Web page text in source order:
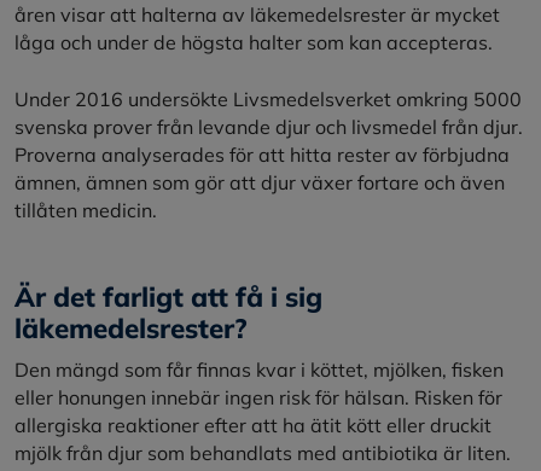
åren visar att halterna av läkemedelsrester är mycket
låga och under de högsta halter som kan accepteras.
Under 2016 undersökte Livsmedelsverket omkring 5000
svenska prover från levande djur och livsmedel från djur.
Proverna analyserades för att hitta rester av förbjudna
ämnen, ämnen som gör att djur växer fortare och även
tillåten medicin.
Är det farligt att få i sig
läkemedelsrester?
Den mängd som får finnas kvar i köttet, mjölken, fisken
eller honungen innebär ingen risk för hälsan. Risken för
allergiska reaktioner efter att ha ätit kött eller druckit
mjölk från djur som behandlats med antibiotika är liten.